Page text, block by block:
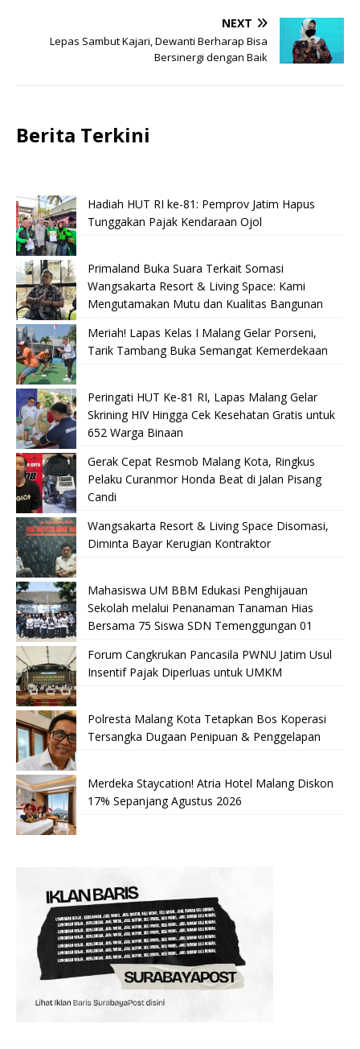
NEXT
Lepas Sambut Kajari, Dewanti Berharap Bisa
Bersinergi dengan Baik
Berita Terkini
Hadiah HUT RI ke-81: Pemprov Jatim Hapus
Tunggakan Pajak Kendaraan Ojol
Primaland Buka Suara Terkait Somasi
Wangsakarta Resort & Living Space: Kami
Mengutamakan Mutu dan Kualitas Bangunan
Meriah! Lapas Kelas I Malang Gelar Porseni,
Tarik Tambang Buka Semangat Kemerdekaan
Peringati HUT Ke-81 RI, Lapas Malang Gelar
Skrining HIV Hingga Cek Kesehatan Gratis untuk
652 Warga Binaan
Gerak Cepat Resmob Malang Kota, Ringkus
Pelaku Curanmor Honda Beat di Jalan Pisang
Candi
Wangsakarta Resort & Living Space Disomasi,
Diminta Bayar Kerugian Kontraktor
Mahasiswa UM BBM Edukasi Penghijauan
Sekolah melalui Penanaman Tanaman Hias
Bersama 75 Siswa SDN Temenggungan 01
Forum Cangkrukan Pancasila PWNU Jatim Usul
Insentif Pajak Diperluas untuk UMKM
Polresta Malang Kota Tetapkan Bos Koperasi
Tersangka Dugaan Penipuan & Penggelapan
Merdeka Staycation! Atria Hotel Malang Diskon
17% Sepanjang Agustus 2026